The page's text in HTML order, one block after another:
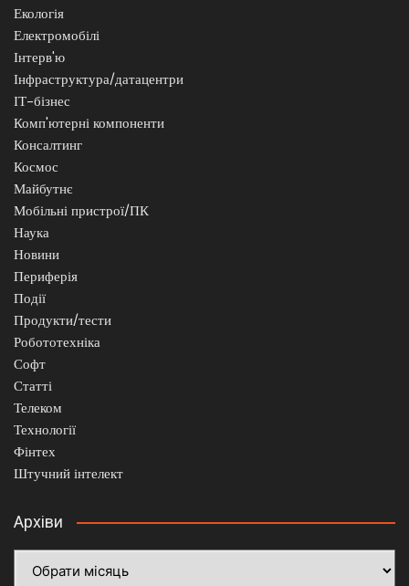
Екологія
Електромобілі
Інтерв'ю
Інфраструктура/датацентри
ІТ-бізнес
Комп'ютерні компоненти
Консалтинг
Космос
Майбутнє
Мобільні пристрої/ПК
Наука
Новини
Периферія
Події
Продукти/тести
Робототехніка
Софт
Статті
Телеком
Технології
Фінтех
Штучний інтелект
Архіви